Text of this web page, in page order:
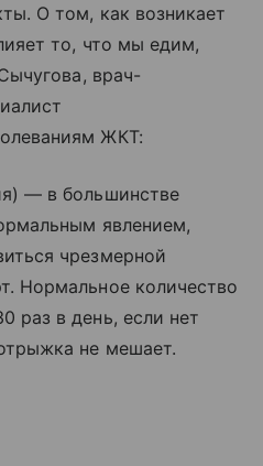
О том, как возникает
то, что мы едим,
врач-
ЖКТ:
— в большинстве
явлением,
чрезмерной
Нормальное количество
раз в день, если нет
не мешает.